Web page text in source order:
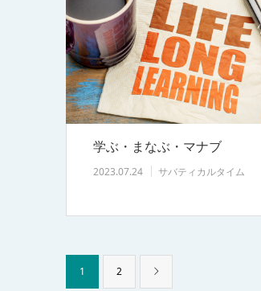
学ぶ・まなぶ・マナブ
2023.07.24 サバティカルタイム
1 2